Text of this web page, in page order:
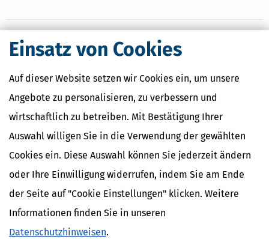
Einsatz von Cookies
Auf dieser Website setzen wir Cookies ein, um unsere
Angebote zu personalisieren, zu verbessern und
wirtschaftlich zu betreiben. Mit Bestätigung Ihrer
Auswahl willigen Sie in die Verwendung der gewählten
Cookies ein. Diese Auswahl können Sie jederzeit ändern
oder Ihre Einwilligung widerrufen, indem Sie am Ende
der Seite auf "Cookie Einstellungen" klicken. Weitere
Informationen finden Sie in unseren
Datenschutzhinweisen.
Nahe Finanzämter
Finanzamt Bünde
Finanzamt Detmold
Finanzamt Lübbecke
Finanzamt Minden
Finanzamtsuche